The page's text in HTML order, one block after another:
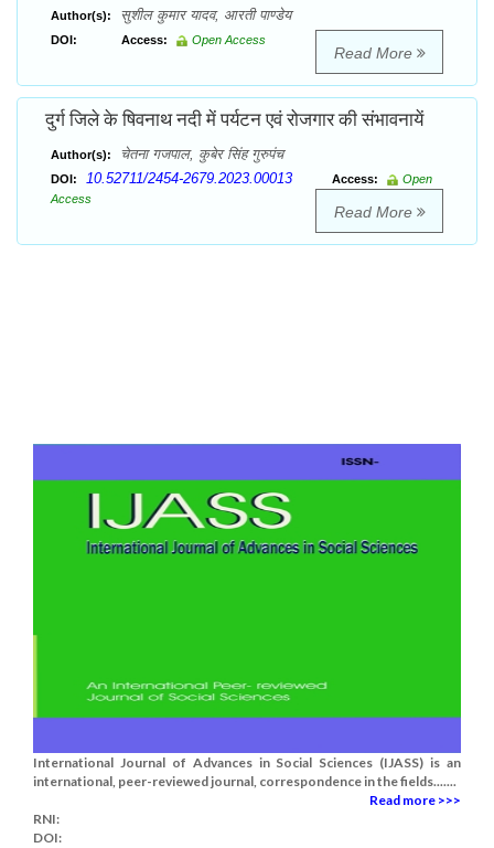
Author(s): सुशील कुमार यादव, आरती पाण्डेय
DOI: Access: Open Access
Read More
दुर्ग जिले के षिवनाथ नदी में पर्यटन एवं रोजगार की संभावनायें
Author(s): चेतना गजपाल, कुबेर सिंह गुरुपंच
DOI: 10.52711/2454-2679.2023.00013 Access:
Open
Access
Read More
International Journal of Advances in Social Sciences (IJASS) is an
international, peer-reviewed journal, correspondence in the fields.......
Read more >>>
RNI:
DOI: